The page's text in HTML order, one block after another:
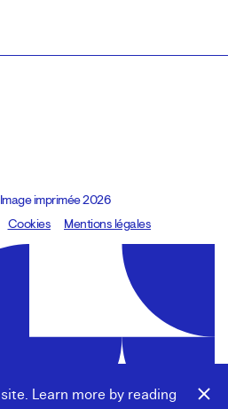
Learn more by reading
imprimée 2026
8080.studio
Cookies Mentions légales